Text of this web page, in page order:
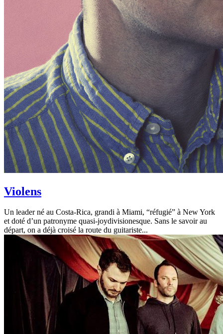
Violens
Un leader né au Costa-Rica, grandi à Miami, “réfugié” à New York
et doté d’un patronyme quasi-joydivisionesque. Sans le savoir au
départ, on a déjà croisé la route du guitariste...